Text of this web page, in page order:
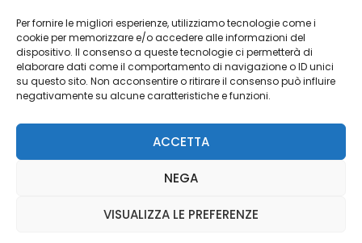
Per fornire le migliori esperienze, utilizziamo tecnologie come i
cookie per memorizzare e/o accedere alle informazioni del
dispositivo. Il consenso a queste tecnologie ci permetterà di
elaborare dati come il comportamento di navigazione o ID unici
su questo sito. Non acconsentire o ritirare il consenso può influire
negativamente su alcune caratteristiche e funzioni.
ACCETTA
NEGA
VISUALIZZA LE PREFERENZE
Cookie Policy
Risorse Aggiuntive